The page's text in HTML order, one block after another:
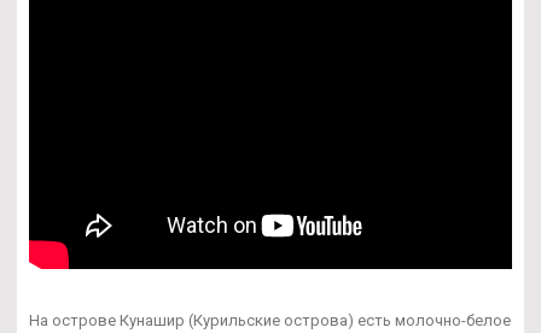
На острове Кунашир (Курильские острова) есть молочно-белое